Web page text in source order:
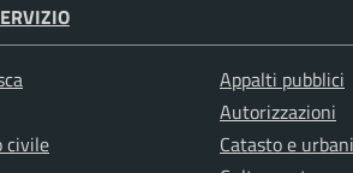
civile
Appalti pubblici
Autorizzazioni
Catasto e